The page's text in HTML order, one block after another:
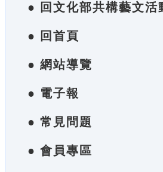
● 回文化部共構藝文活
● 回首頁
● 網站導覽
● 電子報
● 常見問題
● 會員專區